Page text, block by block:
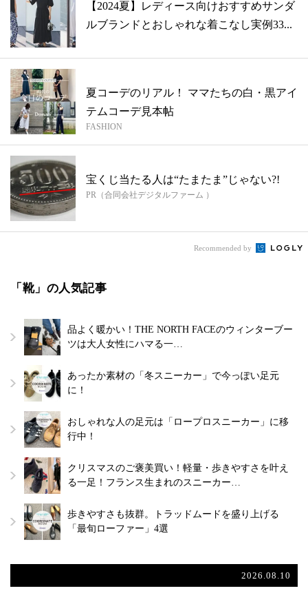
【2024夏】レディース向けおすすめサンダ
ルブランドとおしゃれな着こなし実例33...
夏コーデのリアル！ ママたちの白・黒アイ
テムコーデ見本帖
FASHION
宝くじ当たる人は“たまたま”じゃない?!
PR（合同会社デジタルファーム ）
Recommended by
「靴」の人気記事
品よく暖かい！THE NORTH FACEのウィンターブー
ツは大人女性にハマる一…
あったか素材の「冬スニーカー」で今っぽい足元
に！
おしゃれな人の足元は「ロープロスニーカー」に移
行中！
クリスマスのご褒美買い！軽量・歩きやすさを叶え
る一足！フランス生まれのスニーカー…
歩きやすさも抜群。トラッドムードを盛り上げる
「最旬ローファー」4選
2026.08.10